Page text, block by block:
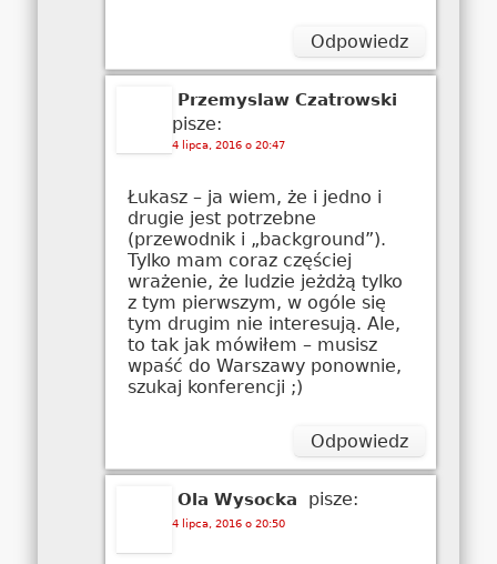
Odpowiedz
Przemyslaw Czatrowski
pisze:
4 lipca, 2016 o 20:47
Łukasz – ja wiem, że i jedno i
drugie jest potrzebne
(przewodnik i „background”).
Tylko mam coraz częściej
wrażenie, że ludzie jeżdżą tylko
z tym pierwszym, w ogóle się
tym drugim nie interesują. Ale,
to tak jak mówiłem – musisz
wpaść do Warszawy ponownie,
szukaj konferencji ;)
Odpowiedz
Ola Wysocka pisze:
4 lipca, 2016 o 20:50